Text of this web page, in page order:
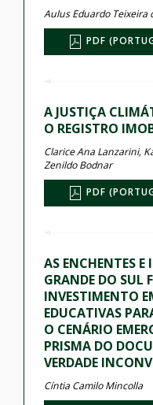
Aulus Eduardo Teixeira
PDF
A JUSTIÇA
O REGISTRO
Clarice Ana Lanzarini,
Zenildo Bodnar
PDF
AS ENCHENTES
GRANDE DO SUL
INVESTIMENTO
EDUCATIVAS
O CENÁRIO
PRISMA DO
VERDADE
Cíntia Camilo Mincolla